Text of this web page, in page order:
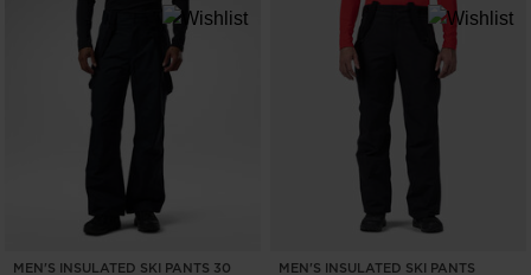
MEN'S INSULATED SKI PANTS 30
MEN'S INSULATED SKI PANTS